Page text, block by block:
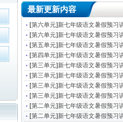
最新更新内容
[第六单元]新七年级语文暑假预习
[第六单元]新七年级语文暑假预习
[第五单元]新七年级语文暑假预习
[第四单元]新七年级语文暑假预习
[第三单元]新七年级语文暑假预习
[第三单元]新七年级语文暑假预习
[第三单元]新七年级语文暑假预习
[第三单元]新七年级语文暑假预习
[第二单元]新七年级语文暑假预习
[第二单元]新七年级语文暑假预习